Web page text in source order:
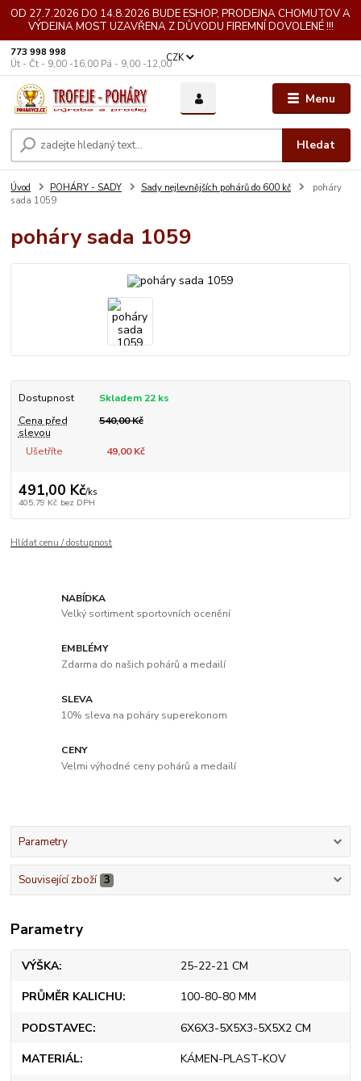
OD 27.7.2026 DO 14.8.2026 BUDE ESHOP, PRODEJNA CHOMUTOV A
VÝDEJNA MOST UZAVŘENA Z DŮVODU FIREMNÍ DOVOLENÉ !!!
Menu
CZK
Hledat
773 998 998
Út - Čt - 9,00 -16,00 Pá - 9,00 -12,00
Úvod POHÁRY - SADY Sady nejlevnějších pohárů do 600 kč
poháry
sada 1059
poháry sada 1059
Dostupnost
Skladem 22 ks
Cena před
slevou
540,00 Kč
Ušetříte 49,00 Kč
491,00 Kč/ks
405,79 Kč bez DPH
Hlídat cenu / dostupnost
NABÍDKA
Velký sortiment sportovních ocenění
EMBLÉMY
Zdarma do našich pohárů a medailí
SLEVA
10% sleva na poháry superekonom
CENY
Velmi výhodné ceny pohárů a medailí
Parametry
Související zboží 3
Parametry
VÝŠKA 25-22-21 CM
PRŮMĚR KALICHU 100-80-80 MM
PODSTAVEC 6X6X3-5X5X3-5X5X2 CM
MATERIÁL KÁMEN-PLAST-KOV